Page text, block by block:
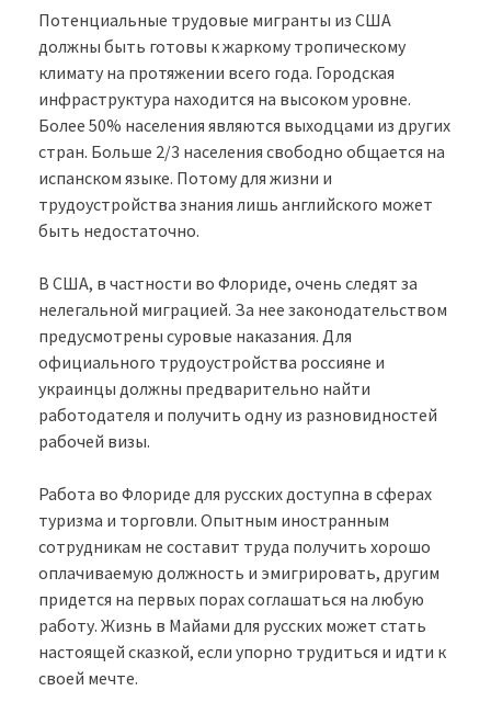
Потенциальные трудовые мигранты из США
должны быть готовы к жаркому тропическому
климату на протяжении всего года. Городская
инфраструктура находится на высоком уровне.
Более 50% населения являются выходцами из других
стран. Больше 2/3 населения свободно общается на
испанском языке. Потому для жизни и
трудоустройства знания лишь английского может
быть недостаточно.
В США, в частности во Флориде, очень следят за
нелегальной миграцией. За нее законодательством
предусмотрены суровые наказания. Для
официального трудоустройства россияне и
украинцы должны предварительно найти
работодателя и получить одну из разновидностей
рабочей визы.
Работа во Флориде для русских доступна в сферах
туризма и торговли. Опытным иностранным
сотрудникам не составит труда получить хорошо
оплачиваемую должность и эмигрировать, другим
придется на первых порах соглашаться на любую
работу. Жизнь в Майами для русских может стать
настоящей сказкой, если упорно трудиться и идти к
своей мечте.